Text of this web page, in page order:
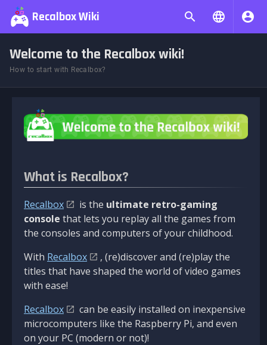
Recalbox Wiki
Welcome to the Recalbox wiki!
How to start with Recalbox?
What is Recalbox?
Recalbox is the ultimate retro-gaming
console that lets you replay all the games from
the consoles and computers of your childhood.
With Recalbox
, (re)discover and (re)play the
titles that have shaped the world of video games
with ease!
Recalbox
can be easily installed on inexpensive
microcomputers like the Raspberry Pi, and even
on your PC (modern or not)!